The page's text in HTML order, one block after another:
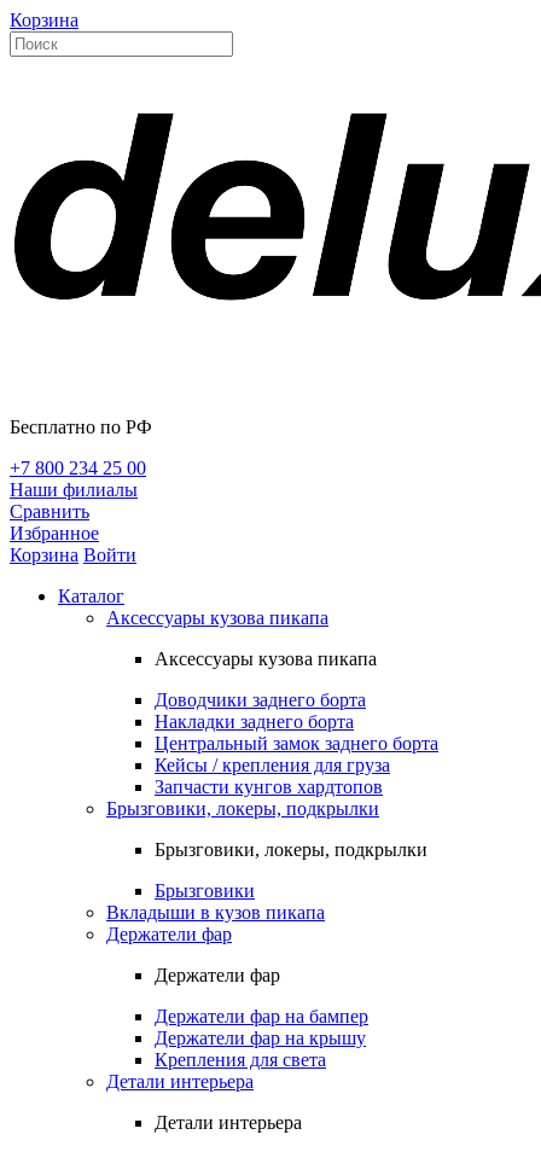
Корзина
Бесплатно по РФ
+7 800 234 25 00
Наши филиалы
Сравнить
Избранное
Корзина Войти
Каталог
Аксессуары кузова пикапа
Аксессуары кузова пикапа
Доводчики заднего борта
Накладки заднего борта
Центральный замок заднего борта
Кейсы / крепления для груза
Запчасти кунгов хардтопов
Брызговики, локеры, подкрылки
Брызговики, локеры, подкрылки
Брызговики
Вкладыши в кузов пикапа
Держатели фар
Держатели фар
Держатели фар на бампер
Держатели фар на крышу
Крепления для света
Детали интерьера
Детали интерьера